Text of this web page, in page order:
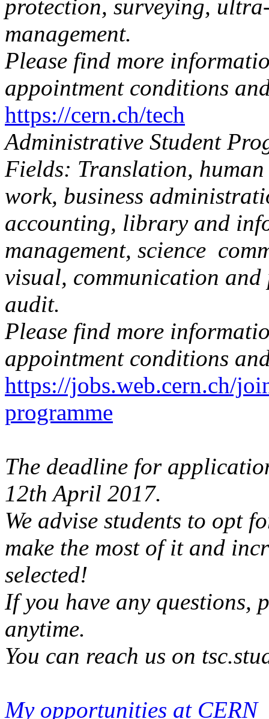
protection, surveying,
management.
Please find more
appointment conditions
https://cern.ch/tech
Administrative Student
Fields: Translation,
work, business
accounting, library and
management, science
visual, communication
audit.
Please find more
appointment conditions
https://jobs.web.cern.ch/
programme
The deadline for
12th April 2017.
We advise students to opt
make the most of it and
selected!
If you have any questions,
anytime.
You can reach us on
My opportunities at CERN